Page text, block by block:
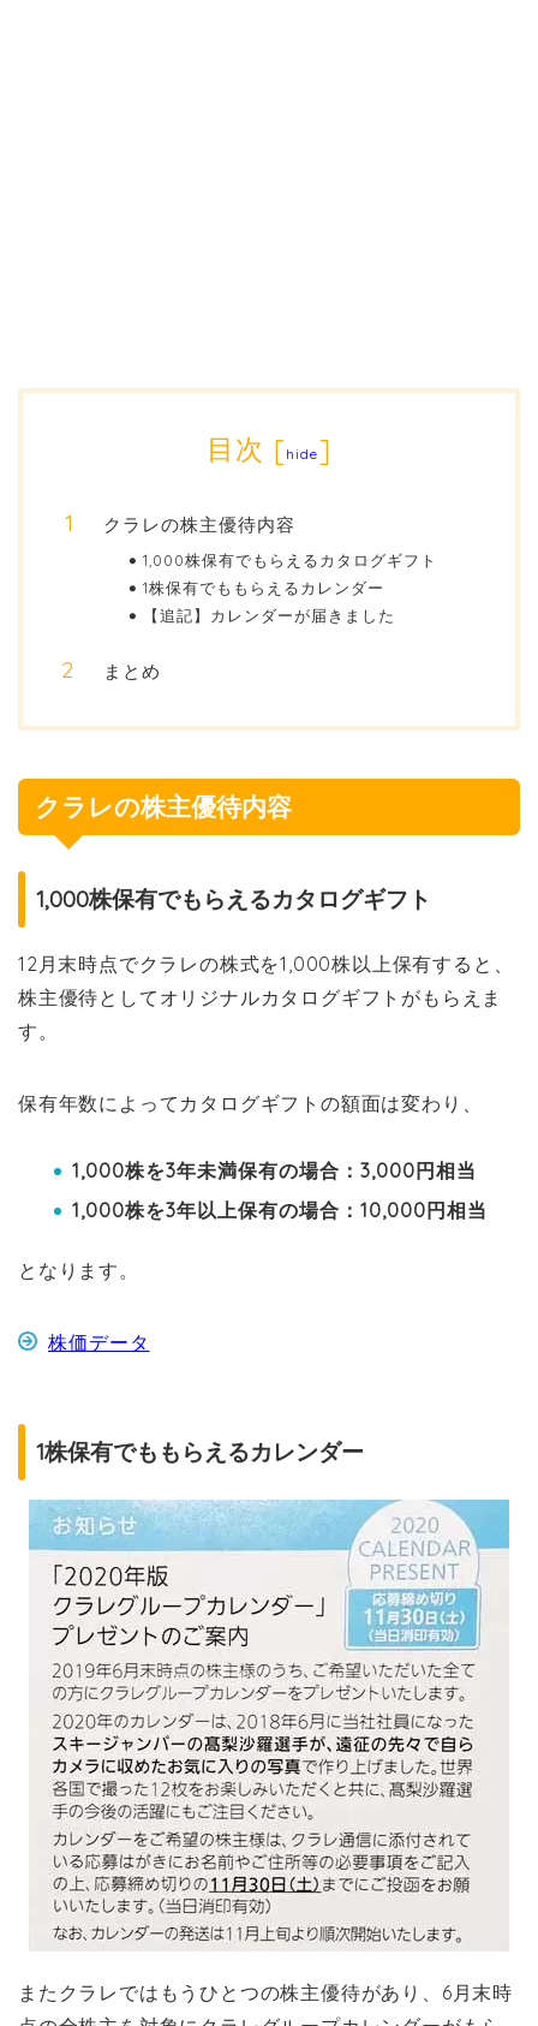
目次 [hide]
クラレの株主優待内容
1,000株保有でもらえるカタログギフト
1株保有でももらえるカレンダー
【追記】カレンダーが届きました
まとめ
クラレの株主優待内容
1,000株保有でもらえるカタログギフト
12月末時点でクラレの株式を1,000株以上保有すると、
株主優待としてオリジナルカタログギフトがもらえま
す。
保有年数によってカタログギフトの額面は変わり、
1,000株を3年未満保有の場合：3,000円相当
1,000株を3年以上保有の場合：10,000円相当
となります。
株価データ
1株保有でももらえるカレンダー
またクラレではもうひとつの株主優待があり、6月末時